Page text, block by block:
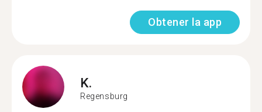
Obtener la app
K.
Regensburg